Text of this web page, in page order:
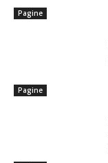
Pagine
Pagine